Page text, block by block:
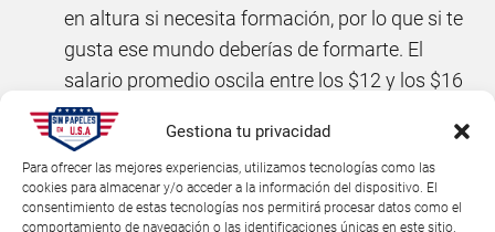
Gestiona tu privacidad
Para ofrecer las mejores experiencias, utilizamos tecnologías como las
cookies para almacenar y/o acceder a la información del dispositivo. El
consentimiento de estas tecnologías nos permitirá procesar datos como el
comportamiento de navegación o las identificaciones únicas en este sitio.
en altura si necesita formación, por lo que si te
gusta ese mundo deberías de formarte. El
salario promedio oscila entre los $12 y los $16
a la hora.
Limpiadora de oficinas
anterior, con la ventaja de que en cada oficina
puedes tener tu kit de limpieza a cargo de la